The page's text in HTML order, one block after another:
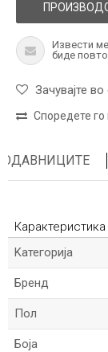
Извести
биде
Зачувајте
Споредете
Карактеристика
Kатегорија
Бренд
Пол
Боја